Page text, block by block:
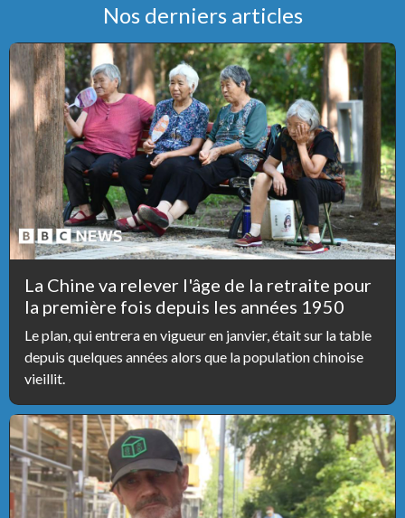
Nos derniers articles
La Chine va relever l'âge de la retraite pour
la première fois depuis les années 1950
Le plan, qui entrera en vigueur en janvier, était sur la table
depuis quelques années alors que la population chinoise
vieillit.